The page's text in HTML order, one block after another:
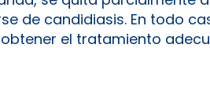
de candidiasis. En todo
el tratamiento